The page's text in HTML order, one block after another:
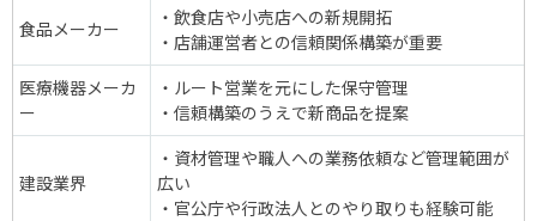
食品メーカー
・飲食店や小売店への新規開拓
・店舗運営者との信頼関係構築が重要
医療機器メーカ
ー
・ルート営業を元にした保守管理
・信頼構築のうえで新商品を提案
建設業界
・資材管理や職人への業務依頼など管理範囲が
広い
・官公庁や行政法人とのやり取りも経験可能